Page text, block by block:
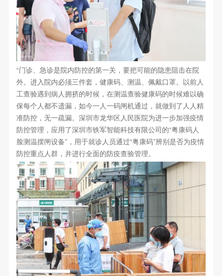
“门诊、急诊是院内防控的第一关，要把可能的隐患阻击在院
外。进入院内必须三件套，健康码、测温、佩戴口罩。以前人
工查验遇到病人拥挤的时候，在测温查验健康码的时候难以确
保每个人都不遗漏，如今一人一码闸机通过，就做到了人人精
准防控，无一疏漏。深圳市龙华区人民医院为进一步加强疫情
防控管理，应用了深圳市铁军智能科技有限公司的“粤康码人
脸测温摆闸设备”，用于就诊人员通过“粤康码”辨别是否为疫情
防控重点人群，并进行全面的防疫查验管理。